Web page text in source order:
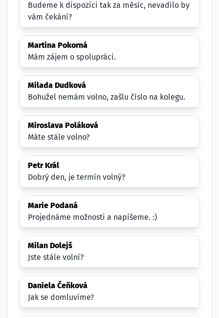
Budeme k dispozici tak za měsíc, nevadilo by
vám čekání?
Martina Pokorná
Mám zájem o spolupráci.
Milada Dudková
Bohužel nemám volno, zašlu číslo na kolegu.
Miroslava Poláková
Máte stále volno?
Petr Král
Dobrý den, je termín volný?
Marie Podaná
Projednáme možnosti a napíšeme. :)
Milan Dolejš
Jste stále volní?
Daniela Čeňková
Jak se domluvíme?